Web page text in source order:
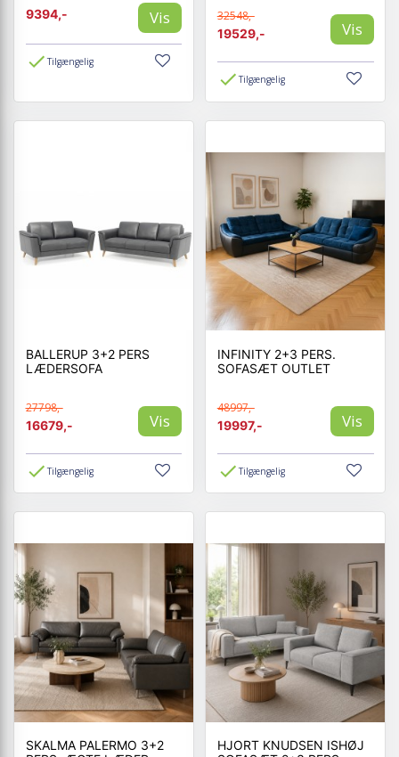
9394,- Vis
Tilgængelig
32548,-
19529,-
Vis
Tilgængelig
BALLERUP 3+2 PERS
LÆDERSOFA
27798,-
16679,-
Vis
Tilgængelig
INFINITY 2+3 PERS.
SOFASÆT OUTLET
48997,-
19997,-
Vis
Tilgængelig
SKALMA PALERMO 3+2
HJORT KNUDSEN ISHØJ